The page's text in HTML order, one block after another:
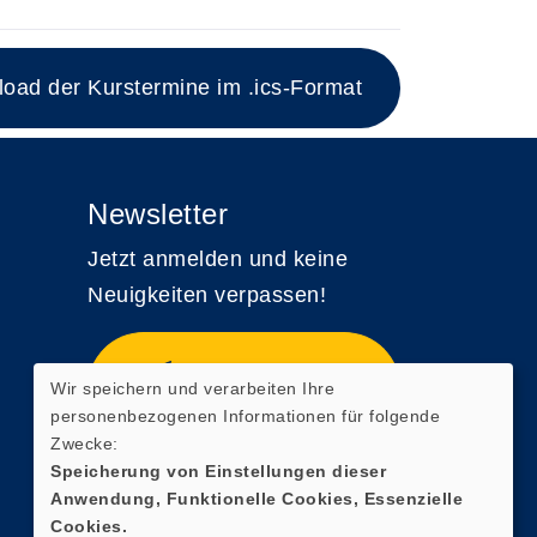
der Kurstermine im .ics-Format
Newsletter
Jetzt anmelden und keine
Neuigkeiten verpassen!
anmelden
Wir speichern und verarbeiten Ihre
personenbezogenen Informationen für folgende
Zwecke:
Speicherung von Einstellungen dieser
Anwendung, Funktionelle Cookies, Essenzielle
Cookies.